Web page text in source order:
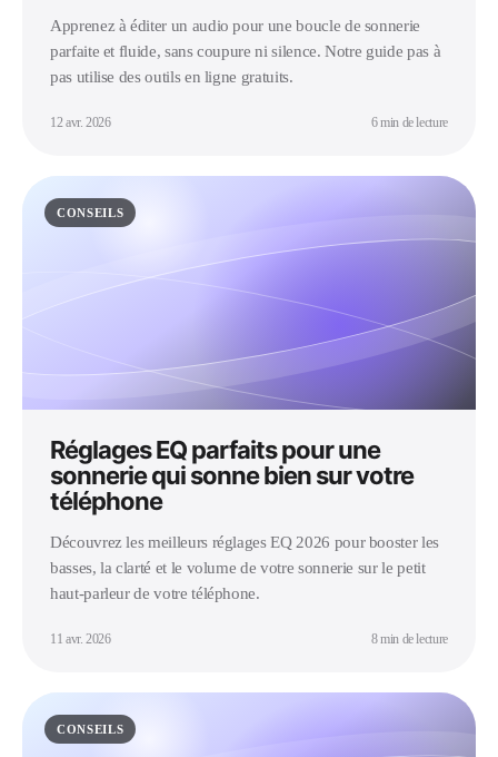
Apprenez à éditer un audio pour une boucle de sonnerie
parfaite et fluide, sans coupure ni silence. Notre guide pas à
pas utilise des outils en ligne gratuits.
12 avr. 2026 6 min de lecture
CONSEILS
Réglages EQ parfaits pour une
sonnerie qui sonne bien sur votre
téléphone
Découvrez les meilleurs réglages EQ 2026 pour booster les
basses, la clarté et le volume de votre sonnerie sur le petit
haut-parleur de votre téléphone.
11 avr. 2026 8 min de lecture
CONSEILS